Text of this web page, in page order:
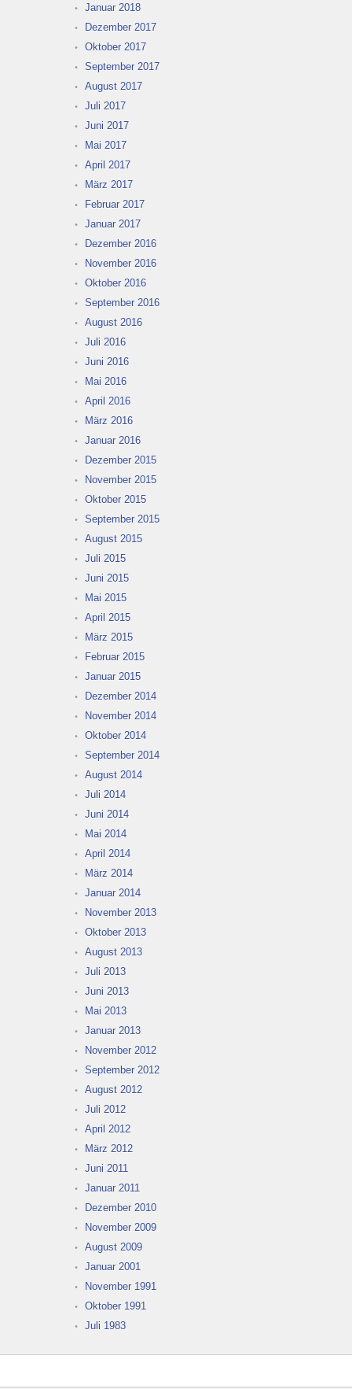
Januar 2018
Dezember 2017
Oktober 2017
September 2017
August 2017
Juli 2017
Juni 2017
Mai 2017
April 2017
März 2017
Februar 2017
Januar 2017
Dezember 2016
November 2016
Oktober 2016
September 2016
August 2016
Juli 2016
Juni 2016
Mai 2016
April 2016
März 2016
Januar 2016
Dezember 2015
November 2015
Oktober 2015
September 2015
August 2015
Juli 2015
Juni 2015
Mai 2015
April 2015
März 2015
Februar 2015
Januar 2015
Dezember 2014
November 2014
Oktober 2014
September 2014
August 2014
Juli 2014
Juni 2014
Mai 2014
April 2014
März 2014
Januar 2014
November 2013
Oktober 2013
August 2013
Juli 2013
Juni 2013
Mai 2013
Januar 2013
November 2012
September 2012
August 2012
Juli 2012
April 2012
März 2012
Juni 2011
Januar 2011
Dezember 2010
November 2009
August 2009
Januar 2001
November 1991
Oktober 1991
Juli 1983